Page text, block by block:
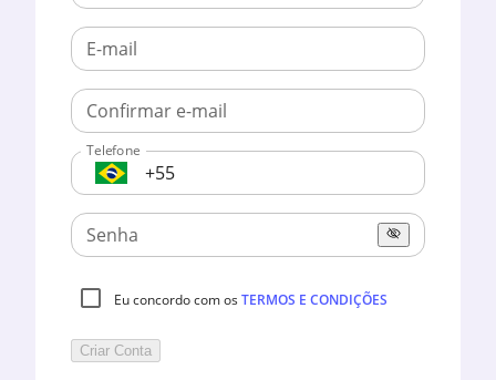
E-mail
Confirmar e-mail
Telefone
BR
Senha
Eu concordo com osTERMOS E CONDIÇÕES
Criar Conta